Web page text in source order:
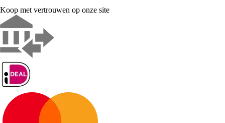
Koop met vertrouwen op onze site